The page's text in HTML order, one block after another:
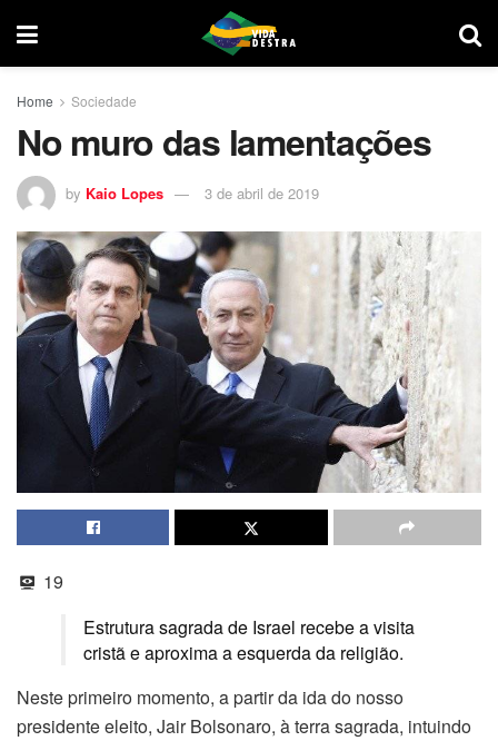
Home Sociedade
No muro das lamentações
by Kaio Lopes 3 de abril de 2019
19
Estrutura sagrada de Israel recebe a visita
cristã e aproxima a esquerda da religião.
Neste primeiro momento, a partir da ida do nosso
presidente eleito, Jair Bolsonaro, à terra sagrada, intuindo